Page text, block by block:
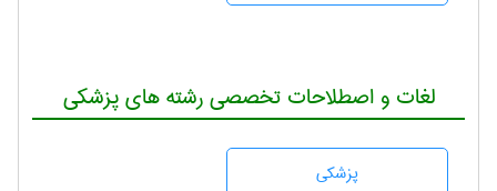
لغات و اصطلاحات تخصصی رشته های پزشکی
پزشكی